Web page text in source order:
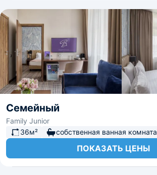
Семейный
Family Junior
36м²
собственная ванная комната
ПОКАЗАТЬ ЦЕНЫ